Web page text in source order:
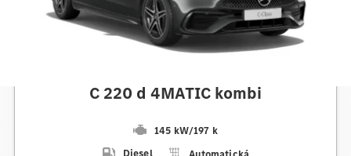
C 220 d 4MATIC kombi
145 kW/197 k